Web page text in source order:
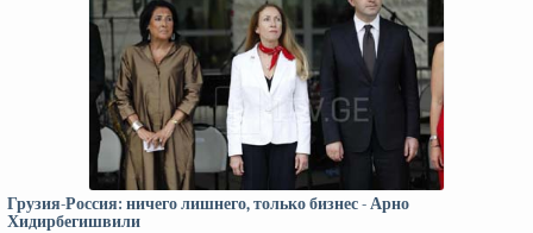
Грузия-Россия: ничего лишнего, только бизнес - Арно
Хидирбегишвили